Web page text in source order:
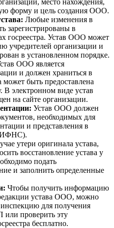
место нахождения,
форму и цель создания ООО.
Любые изменения в
зарегистрированы в
госреестра. Устав ООО может
учредителей организации и
в установленном порядке.
ООО является
и должен храниться в
может быть предоставлена
В электронном виде устав
на сайте организации.
Устав ООО должен
необходимых для
и представления в
утери оригинала устава,
восстановление устава у
подать
и заполнить определенные
Чтобы получить информацию
устава ООО, можно
для получения
проверить эту
бесплатно.